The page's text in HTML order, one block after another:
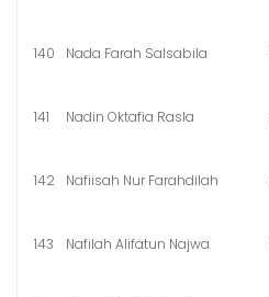
140
Nada Farah Salsabila
141
Nadin Oktafia Rasla
142
Nafiisah Nur Farahdilah
143
Nafilah Alifatun Najwa